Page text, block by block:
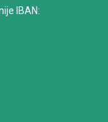
IBAN: